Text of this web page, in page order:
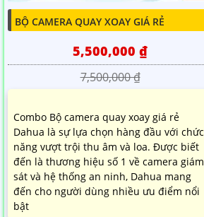
BỘ CAMERA QUAY XOAY GIÁ RẺ
5,500,000 ₫
7,500,000 ₫
Combo Bộ camera quay xoay giá rẻ
Dahua là sự lựa chọn hàng đầu với chức
năng vượt trội thu âm và loa. Được biết
đến là thương hiệu số 1 về camera giám
sát và hệ thống an ninh, Dahua mang
đến cho người dùng nhiều ưu điểm nổi
bật